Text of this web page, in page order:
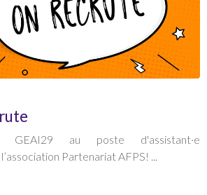
GEAI29 au poste d'assistant·e
Partenariat AFPS! ...